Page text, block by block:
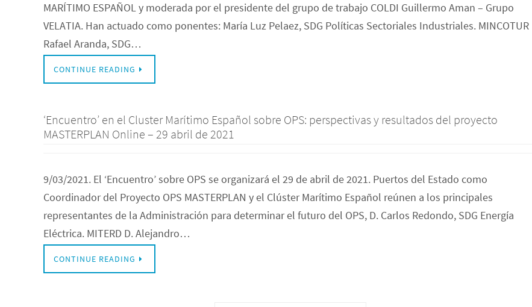
MARÍTIMO ESPAÑOL y moderada por el presidente del grupo de trabajo COLDI Guillermo Aman – Grupo
VELATIA. Han actuado como ponentes: María Luz Pelaez, SDG Políticas Sectoriales Industriales. MINCOTUR
Rafael Aranda, SDG…
CONTINUE READING
‘Encuentro’ en el Cluster Marítimo Español sobre OPS: perspectivas y resultados del proyecto
MASTERPLAN Online – 29 abril de 2021
9/03/2021. El ‘Encuentro’ sobre OPS se organizará el 29 de abril de 2021. Puertos del Estado como
Coordinador del Proyecto OPS MASTERPLAN y el Clúster Marítimo Español reúnen a los principales
representantes de la Administración para determinar el futuro del OPS, D. Carlos Redondo, SDG Energía
Eléctrica. MITERD D. Alejandro…
CONTINUE READING